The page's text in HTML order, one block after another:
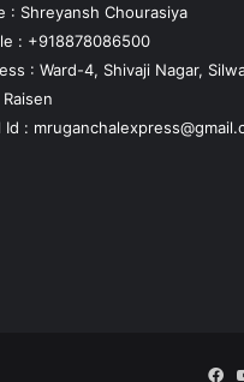
: Shreyansh Chourasiya
: +918878086500
: Ward-4, Shivaji Nagar,
Id :